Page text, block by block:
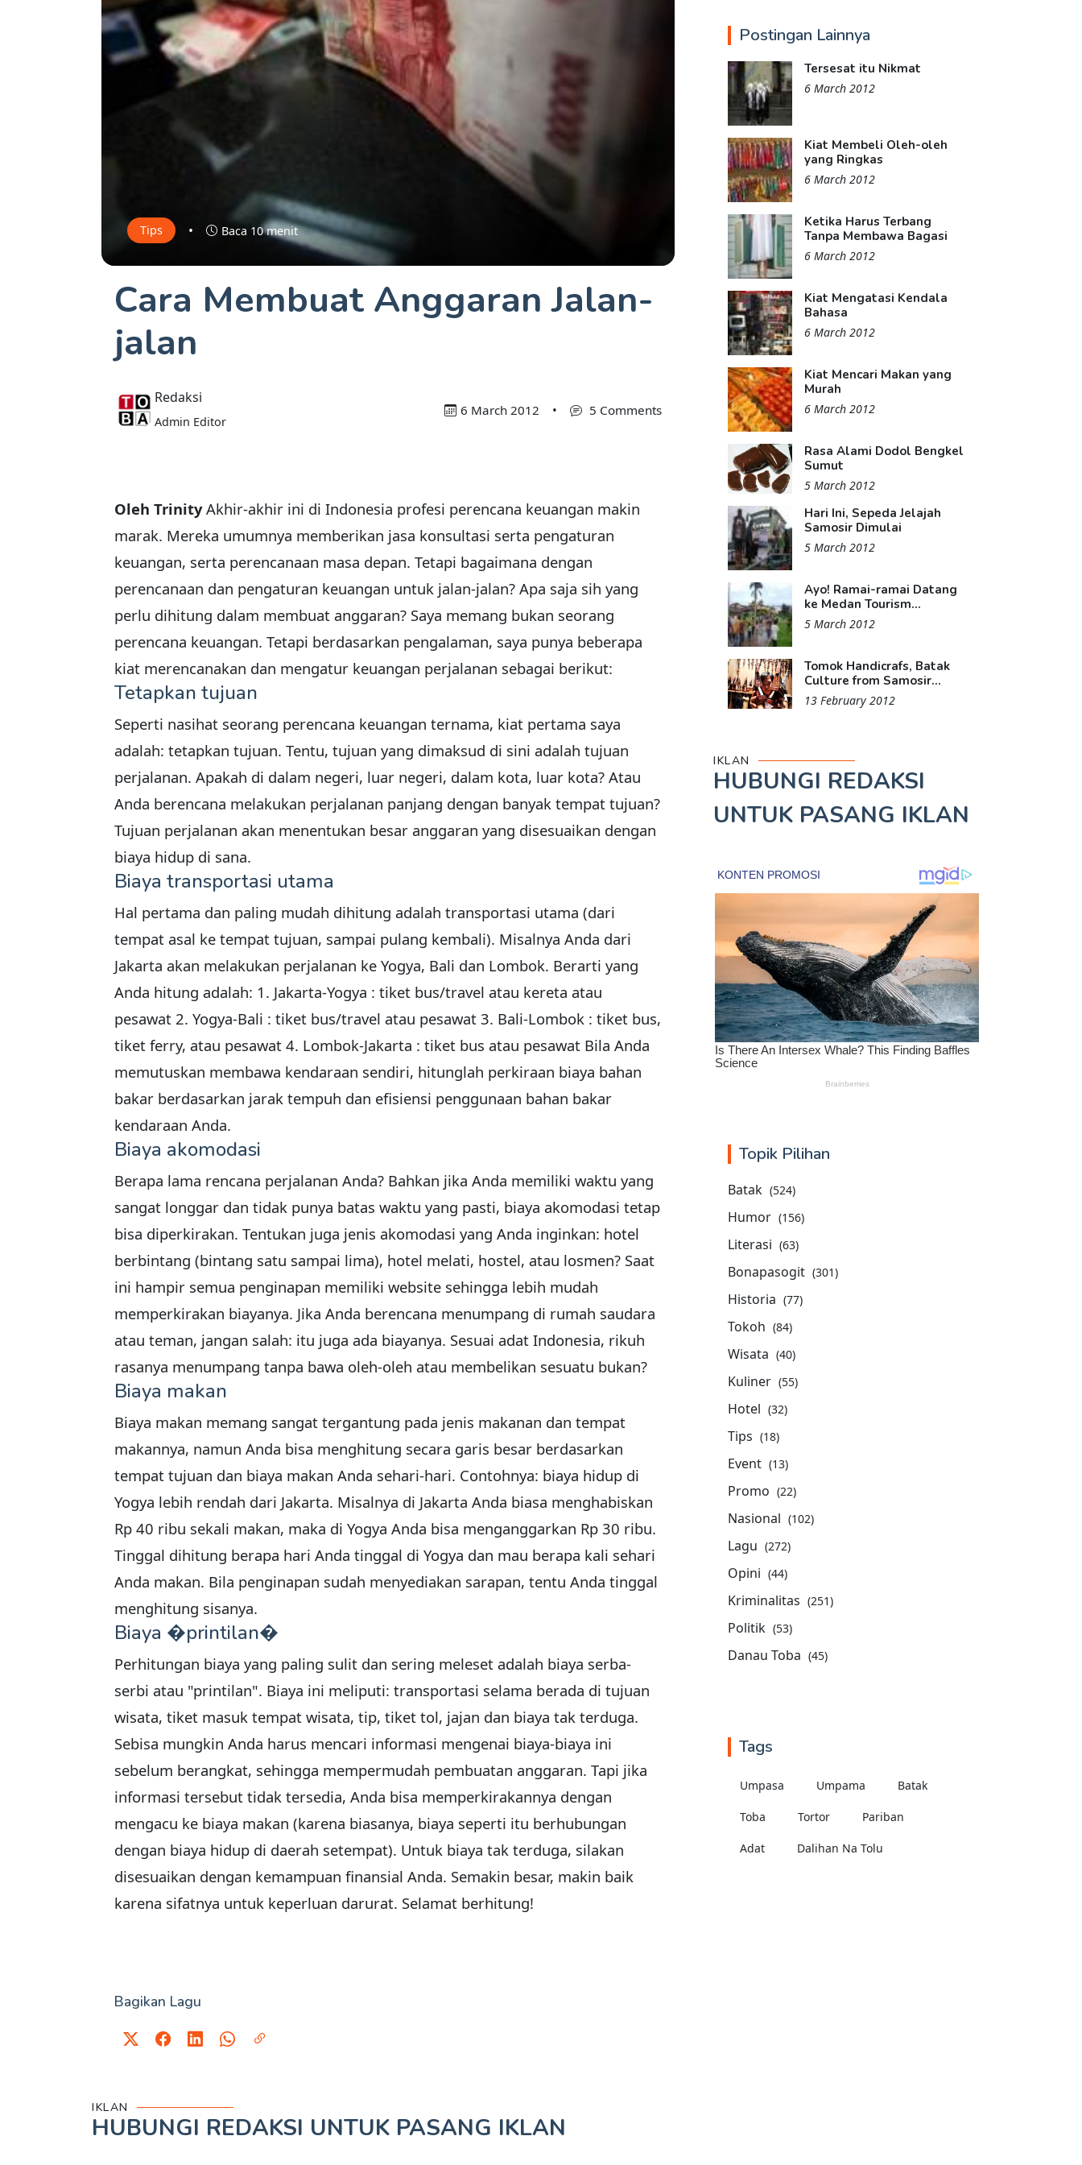
Tips • Baca 10 menit
Cara Membuat Anggaran Jalan-
jalan
Redaksi
Admin Editor
6 March 2012 • 5 Comments
Oleh TrinityAkhir-akhir ini di Indonesia profesi perencana keuangan makin
marak. Mereka umumnya memberikan jasa konsultasi serta pengaturan
keuangan, serta perencanaan masa depan. Tetapi bagaimana dengan
perencanaan dan pengaturan keuangan untuk jalan-jalan? Apa saja sih yang
perlu dihitung dalam membuat anggaran? Saya memang bukan seorang
perencana keuangan. Tetapi berdasarkan pengalaman, saya punya beberapa
kiat merencanakan dan mengatur keuangan perjalanan sebagai berikut:
Tetapkan tujuan
Seperti nasihat seorang perencana keuangan ternama, kiat pertama saya
adalah: tetapkan tujuan. Tentu, tujuan yang dimaksud di sini adalah tujuan
perjalanan. Apakah di dalam negeri, luar negeri, dalam kota, luar kota? Atau
Anda berencana melakukan perjalanan panjang dengan banyak tempat tujuan?
Tujuan perjalanan akan menentukan besar anggaran yang disesuaikan dengan
biaya hidup di sana.
Biaya transportasi utama
Hal pertama dan paling mudah dihitung adalah transportasi utama (dari
tempat asal ke tempat tujuan, sampai pulang kembali). Misalnya Anda dari
Jakarta akan melakukan perjalanan ke Yogya, Bali dan Lombok. Berarti yang
Anda hitung adalah: 1. Jakarta-Yogya : tiket bus/travel atau kereta atau
pesawat 2. Yogya-Bali : tiket bus/travel atau pesawat 3. Bali-Lombok : tiket bus,
tiket ferry, atau pesawat 4. Lombok-Jakarta : tiket bus atau pesawat Bila Anda
memutuskan membawa kendaraan sendiri, hitunglah perkiraan biaya bahan
bakar berdasarkan jarak tempuh dan efisiensi penggunaan bahan bakar
kendaraan Anda.
Biaya akomodasi
Berapa lama rencana perjalanan Anda? Bahkan jika Anda memiliki waktu yang
sangat longgar dan tidak punya batas waktu yang pasti, biaya akomodasi tetap
bisa diperkirakan. Tentukan juga jenis akomodasi yang Anda inginkan: hotel
berbintang (bintang satu sampai lima), hotel melati, hostel, atau losmen? Saat
ini hampir semua penginapan memiliki website sehingga lebih mudah
memperkirakan biayanya. Jika Anda berencana menumpang di rumah saudara
atau teman, jangan salah: itu juga ada biayanya. Sesuai adat Indonesia, rikuh
rasanya menumpang tanpa bawa oleh-oleh atau membelikan sesuatu bukan?
Biaya makan
Biaya makan memang sangat tergantung pada jenis makanan dan tempat
makannya, namun Anda bisa menghitung secara garis besar berdasarkan
tempat tujuan dan biaya makan Anda sehari-hari. Contohnya: biaya hidup di
Yogya lebih rendah dari Jakarta. Misalnya di Jakarta Anda biasa menghabiskan
Rp 40 ribu sekali makan, maka di Yogya Anda bisa menganggarkan Rp 30 ribu.
Tinggal dihitung berapa hari Anda tinggal di Yogya dan mau berapa kali sehari
Anda makan. Bila penginapan sudah menyediakan sarapan, tentu Anda tinggal
menghitung sisanya.
Biaya �printilan�
Perhitungan biaya yang paling sulit dan sering meleset adalah biaya serba-
serbi atau "printilan". Biaya ini meliputi: transportasi selama berada di tujuan
wisata, tiket masuk tempat wisata, tip, tiket tol, jajan dan biaya tak terduga.
Sebisa mungkin Anda harus mencari informasi mengenai biaya-biaya ini
sebelum berangkat, sehingga mempermudah pembuatan anggaran. Tapi jika
informasi tersebut tidak tersedia, Anda bisa memperkirakannya dengan
mengacu ke biaya makan (karena biasanya, biaya seperti itu berhubungan
dengan biaya hidup di daerah setempat). Untuk biaya tak terduga, silakan
disesuaikan dengan kemampuan finansial Anda. Semakin besar, makin baik
karena sifatnya untuk keperluan darurat. Selamat berhitung!
Bagikan Lagu
Postingan Lainnya
Tersesat itu Nikmat
6 March 2012
Kiat Membeli Oleh-oleh
yang Ringkas
6 March 2012
Ketika Harus Terbang
Tanpa Membawa Bagasi
6 March 2012
Kiat Mengatasi Kendala
Bahasa
6 March 2012
Kiat Mencari Makan yang
Murah
6 March 2012
Rasa Alami Dodol Bengkel
Sumut
5 March 2012
Hari Ini, Sepeda Jelajah
Samosir Dimulai
5 March 2012
Ayo! Ramai-ramai Datang
ke Medan Tourism...
5 March 2012
Tomok Handicrafs, Batak
Culture from Samosir...
13 February 2012
IKLAN
HUBUNGI REDAKSI
UNTUK PASANG IKLAN
Topik Pilihan
Batak (524)
Humor (156)
Literasi (63)
Bonapasogit (301)
Historia (77)
Tokoh (84)
Wisata (40)
Kuliner (55)
Hotel (32)
Tips (18)
Event (13)
Promo (22)
Nasional (102)
Lagu (272)
Opini (44)
Kriminalitas (251)
Politik (53)
Danau Toba (45)
Tags
Umpasa Umpama Batak
Toba Tortor Pariban
Adat Dalihan Na Tolu
IKLAN
HUBUNGI REDAKSI UNTUK PASANG IKLAN